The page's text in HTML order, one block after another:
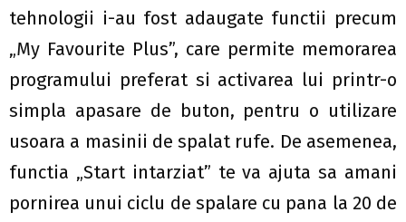
tehnologii i-au fost adaugate functii precum
„My Favourite Plus”, care permite memorarea
programului preferat si activarea lui printr-o
simpla apasare de buton, pentru o utilizare
usoara a masinii de spalat rufe. De asemenea,
functia „Start intarziat” te va ajuta sa amani
pornirea unui ciclu de spalare cu pana la 20 de